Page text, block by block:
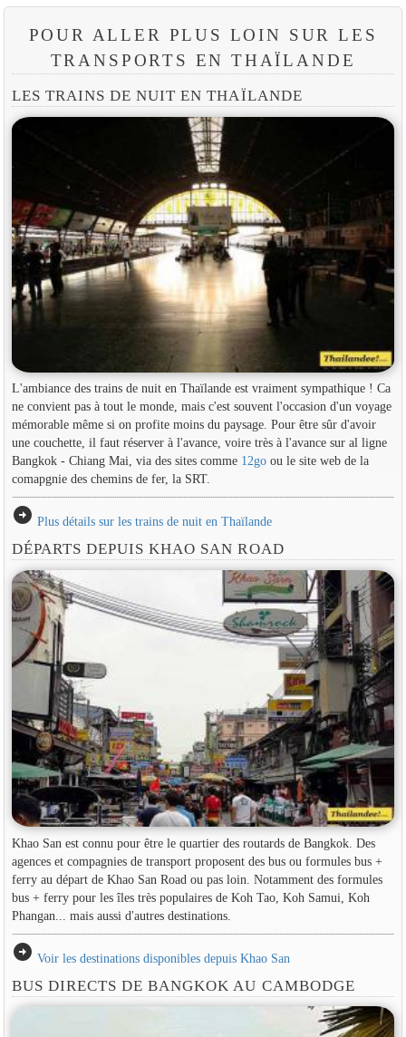
POUR ALLER PLUS LOIN SUR LES
TRANSPORTS EN THAÏLANDE
LES TRAINS DE NUIT EN THAÏLANDE
L'ambiance des trains de nuit en Thaïlande est vraiment sympathique ! Ca
ne convient pas à tout le monde, mais c'est souvent l'occasion d'un voyage
mémorable même si on profite moins du paysage. Pour être sûr d'avoir
une couchette, il faut réserver à l'avance, voire très à l'avance sur al ligne
Bangkok - Chiang Mai, via des sites comme 12goou le site web de la
comapgnie des chemins de fer, la SRT.
arrow_circle_right Plus détails sur les trains de nuit en Thaïlande
DÉPARTS DEPUIS KHAO SAN ROAD
Khao San est connu pour être le quartier des routards de Bangkok. Des
agences et compagnies de transport proposent des bus ou formules bus +
ferry au départ de Khao San Road ou pas loin. Notamment des formules
bus + ferry pour les îles très populaires de Koh Tao, Koh Samui, Koh
Phangan... mais aussi d'autres destinations.
arrow_circle_right Voir les destinations disponibles depuis Khao San
BUS DIRECTS DE BANGKOK AU CAMBODGE